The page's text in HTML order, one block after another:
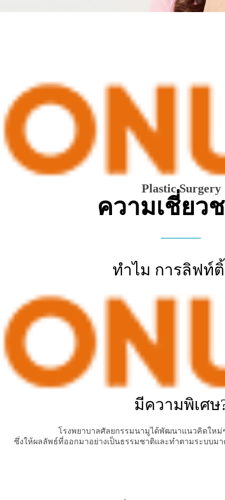
Plastic Surgery
ความเชี่ยว
ทำไม การลิฟท์
มีความพิเศษ
โรงพยาบาลศัลยกรรมนามูได้พัฒนาแนวคิดใหม่
ซึ่งให้ผลลัพธ์ที่ออกมาอย่างเป็นธรรมชาติและทำตามระบบม